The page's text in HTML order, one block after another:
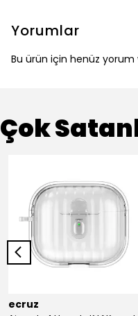
Yorumlar
Bu ürün için henüz yorum
Çok
ecruz